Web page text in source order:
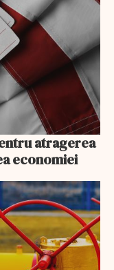
atragerea
economiei